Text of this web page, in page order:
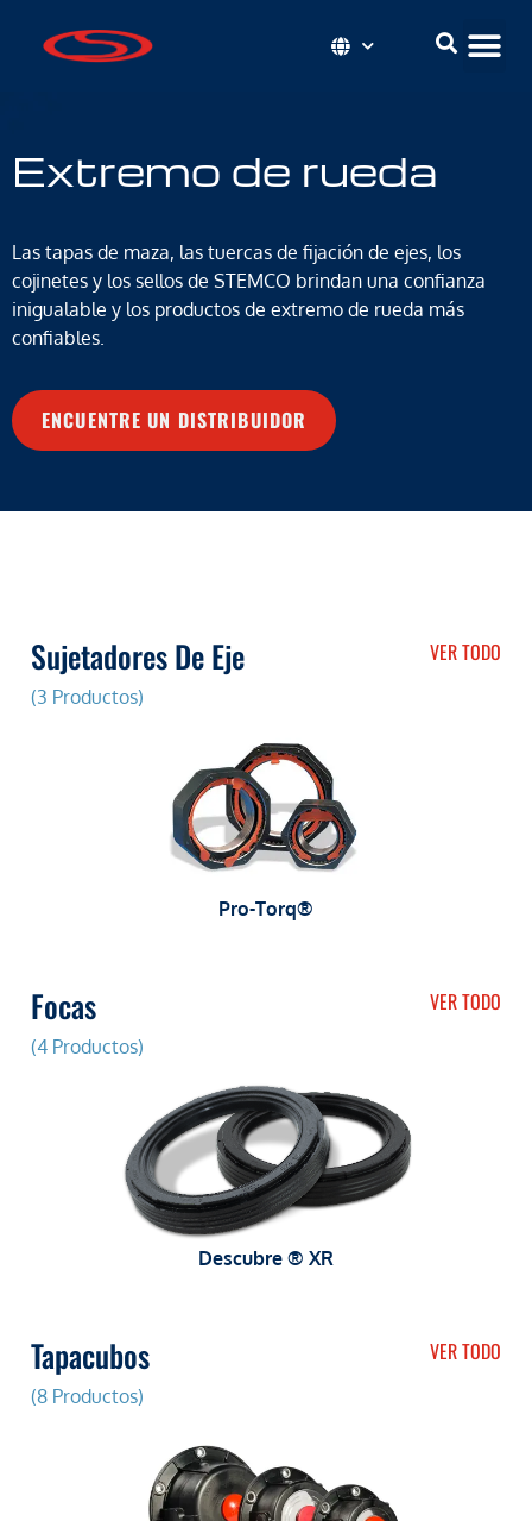
Extremo de rueda
Las tapas de maza, las tuercas de fijación de ejes, los
cojinetes y los sellos de STEMCO brindan una confianza
inigualable y los productos de extremo de rueda más
confiables.
ENCUENTRE UN DISTRIBUIDOR
Sujetadores De Eje
(3 Productos)
VER TODO
Pro-Torq®
Focas
(4 Productos)
VER TODO
Descubre ® XR
Tapacubos
(8 Productos)
VER TODO